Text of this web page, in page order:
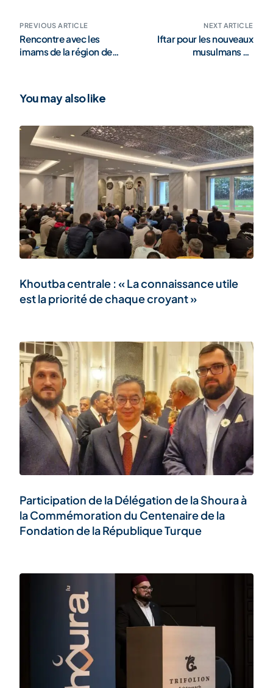
PREVIOUS ARTICLE
Rencontre avec les
imams de la région de
NEXT ARTICLE
Iftar pour les nouveaux
musulmans au
You may also like
Khoutba centrale : « La connaissance utile
est la priorité de chaque croyant »
Participation de la Délégation de la Shoura à
la Commémoration du Centenaire de la
Fondation de la République Turque